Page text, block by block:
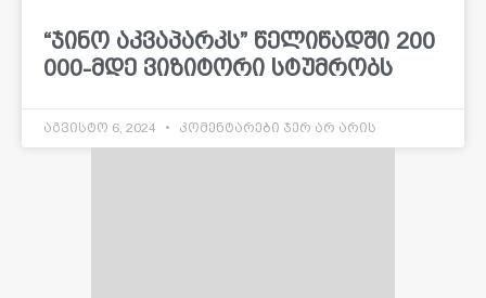
“ჯინო აკვაპარკს” წელიწადში 200
000-მდე ვიზიტორი სტუმრობს
აგვისტო 6, 2024 კომენტარები ჯერ არ არის